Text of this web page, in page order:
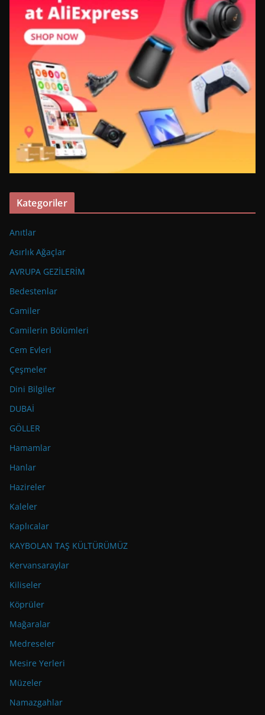
Kategoriler
Anıtlar
Asırlık Ağaçlar
AVRUPA GEZİLERİM
Bedestenlar
Camiler
Camilerin Bölümleri
Cem Evleri
Çeşmeler
Dini Bilgiler
DUBAİ
GÖLLER
Hamamlar
Hanlar
Hazireler
Kaleler
Kaplıcalar
KAYBOLAN TAŞ KÜLTÜRÜMÜZ
Kervansaraylar
Kiliseler
Köprüler
Mağaralar
Medreseler
Mesire Yerleri
Müzeler
Namazgahlar